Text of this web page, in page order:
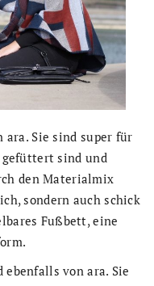
ara. Sie sind super für
sind und
den Materialmix
sondern auch schick
Fußbett, eine
von ara. Sie